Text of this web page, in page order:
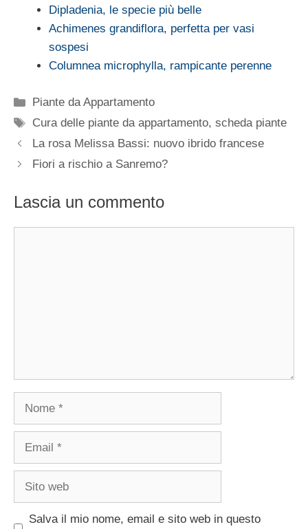
Dipladenia, le specie più belle
Achimenes grandiflora, perfetta per vasi
sospesi
Columnea microphylla, rampicante perenne
Categorie
Piante da Appartamento
Tag
Cura delle piante da appartamento,scheda piante
La rosa Melissa Bassi: nuovo ibrido francese
Fiori a rischio a Sanremo?
Lascia un commento
Nome
Email
Sito
Salva il mio nome, email e sito web in questo